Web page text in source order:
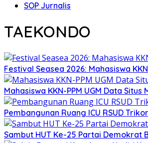
SOP Jurnalis
TAEKONDO
Festival Seasea 2026: Mahasiswa
Mahasiswa KKN-PPM UGM Data
Pembangunan Ruang ICU RSUD
Sambut HUT Ke-25 Partai Demokrat